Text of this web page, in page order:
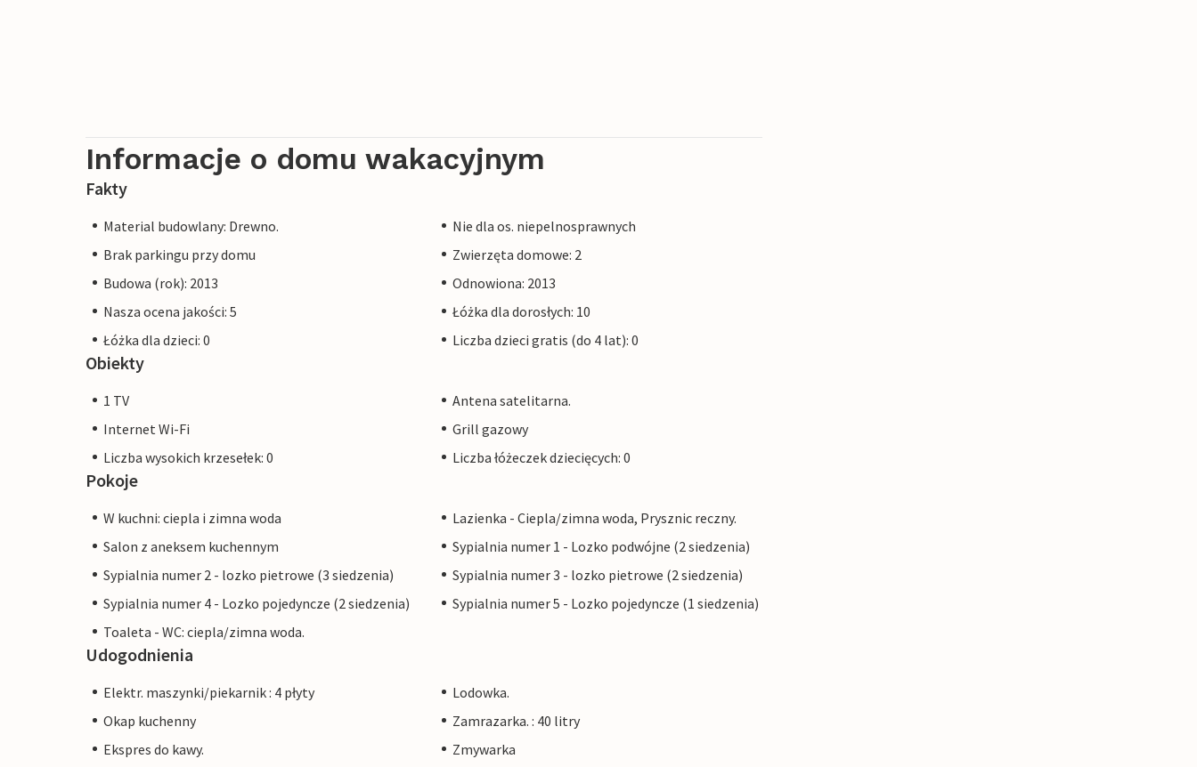
Informacje o domu wakacyjnym
Fakty
Material budowlany: Drewno.
Nie dla os. niepelnosprawnych
Brak parkingu przy domu
Zwierzęta domowe: 2
Budowa (rok): 2013
Odnowiona: 2013
Nasza ocena jakości: 5
Łóżka dla dorosłych: 10
Łóżka dla dzieci: 0
Liczba dzieci gratis (do 4 lat): 0
Obiekty
1 TV
Antena satelitarna.
Internet Wi-Fi
Grill gazowy
Liczba wysokich krzesełek: 0
Liczba łóżeczek dziecięcych: 0
Pokoje
W kuchni: ciepla i zimna woda
Lazienka - Ciepla/zimna woda, Prysznic reczny.
Salon z aneksem kuchennym
Sypialnia numer 1 - Lozko podwójne (2 siedzenia)
Sypialnia numer 2 - lozko pietrowe (3 siedzenia)
Sypialnia numer 3 - lozko pietrowe (2 siedzenia)
Sypialnia numer 4 - Lozko pojedyncze (2 siedzenia)
Sypialnia numer 5 - Lozko pojedyncze (1 siedzenia)
Toaleta - WC: ciepla/zimna woda.
Udogodnienia
Elektr. maszynki/piekarnik : 4 płyty
Lodowka.
Okap kuchenny
Zamrazarka. : 40 litry
Ekspres do kawy.
Zmywarka